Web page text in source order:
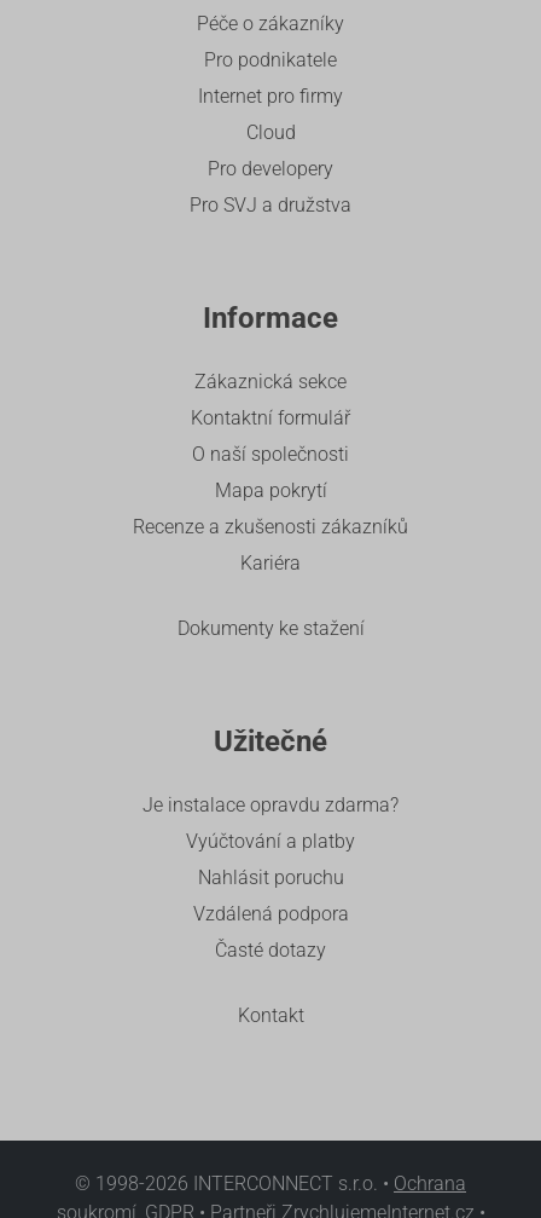
Péče o zákazníky
Pro podnikatele
Internet pro firmy
Cloud
Pro developery
Pro SVJ a družstva
Informace
Zákaznická sekce
Kontaktní formulář
O naší společnosti
Mapa pokrytí
Recenze a zkušenosti zákazníků
Kariéra
Dokumenty ke stažení
Užitečné
Je instalace opravdu zdarma?
Vyúčtování a platby
Nahlásit poruchu
Vzdálená podpora
Časté dotazy
Kontakt
© 1998-2026 INTERCONNECT s.r.o. • Ochrana
soukromí, GDPR • Partneři ZrychlujemeInternet.cz •